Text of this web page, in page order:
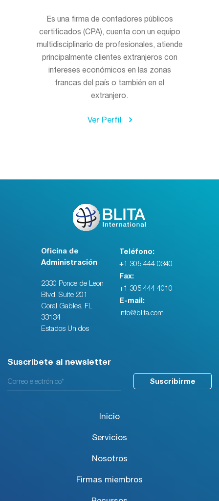
Es una firma de contadores públicos
certificados (CPA), cuenta con un equipo
multidisciplinario de profesionales, atiende
principalmente clientes extranjeros con
intereses económicos en las zonas
francas del país o también en el
extranjero.
Ver Perfil
Oficina de
Administración
2330 Ponce de Leon
Blvd. Suite 201
Coral Gables, FL
33134
Estados Unidos
Teléfono:
+1 305 444 0340
Fax:
+1 305 444 4010
E-mail:
info@blita.com
Suscríbete al newsletter
Inicio
Servicios
Nosotros
Firmas miembros